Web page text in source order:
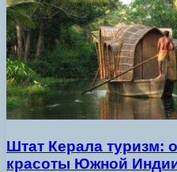
Штат Керала туризм:
красоты Южной